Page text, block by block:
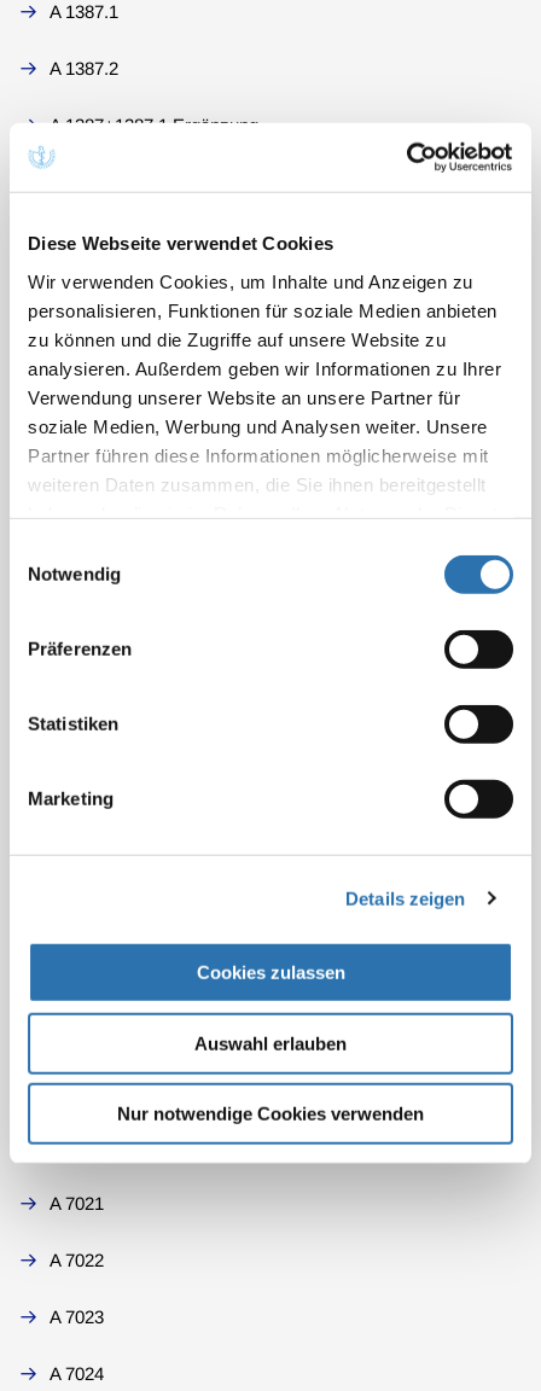
Diese Webseite verwendet Cookies
Wir verwenden Cookies, um Inhalte und Anzeigen zu
personalisieren, Funktionen für soziale Medien anbieten
zu können und die Zugriffe auf unsere Website zu
analysieren. Außerdem geben wir Informationen zu Ihrer
Verwendung unserer Website an unsere Partner für
soziale Medien, Werbung und Analysen weiter. Unsere
Partner führen diese Informationen möglicherweise mit
weiteren Daten zusammen, die Sie ihnen bereitgestellt
Cookies, wenn Sie unsere Webseite weiterhin
Notwendig
Präferenzen
Statistiken
Marketing
Details zeigen
Cookies zulassen
Auswahl erlauben
Nur notwendige Cookies verwenden
A 1387.1
A 1387.2
A 1387+1387.1 Ergänzung
A 7002
A 7003
A 7006
A 7007
A 7008
A 7009
A 7010
A 7014
A 7015
A 7019
A 7020
A 7021
A 7022
A 7023
A 7024